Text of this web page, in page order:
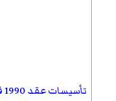
تأسيسات عقد 1990 في كوريا الجنوبية